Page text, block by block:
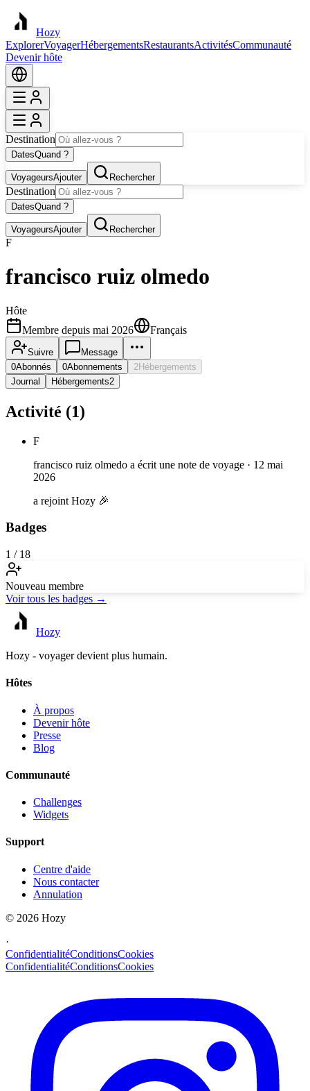
Hozy
ExplorerVoyagerHébergementsRestaurantsActivitésCommunauté
Devenir hôte
Destination
DatesQuand ?
VoyageursAjouter Rechercher
Destination
DatesQuand ?
VoyageursAjouter Rechercher
F
francisco ruiz olmedo
Hôte
Membre depuis mai 2026 Français
Suivre
Message
0Abonnés 0Abonnements 2Hébergements
Journal
Hébergements2
Activité (1)
F
francisco ruiz olmedo a écrit une note de voyage · 12 mai
2026
a rejoint Hozy 🎉
Badges
1 / 18
Nouveau membre
Voir tous les badges →
Hozy
Hozy - voyager devient plus humain.
Hôtes
À propos
Devenir hôte
Presse
Blog
Communauté
Challenges
Widgets
Support
Centre d'aide
Nous contacter
Annulation
© 2026 Hozy
·
ConfidentialitéConditionsCookies
ConfidentialitéConditionsCookies